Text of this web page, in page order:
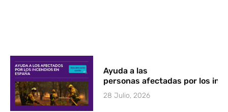
Ayuda a las
personas afectadas por los
28 Julio, 2026